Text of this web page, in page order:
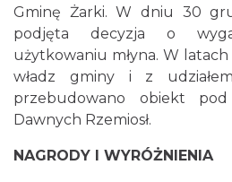
Gminę Żarki. W dniu 30
podjęta decyzja o
użytkowaniu młyna. W latach
władz gminy i z
przebudowano obiekt
Dawnych Rzemiosł.
NAGRODY I WYRÓŻNIENIA